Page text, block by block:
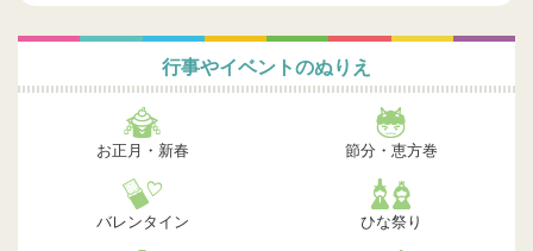
行事やイベントのぬりえ
お正月・新春 節分・恵方巻
バレンタイン ひな祭り